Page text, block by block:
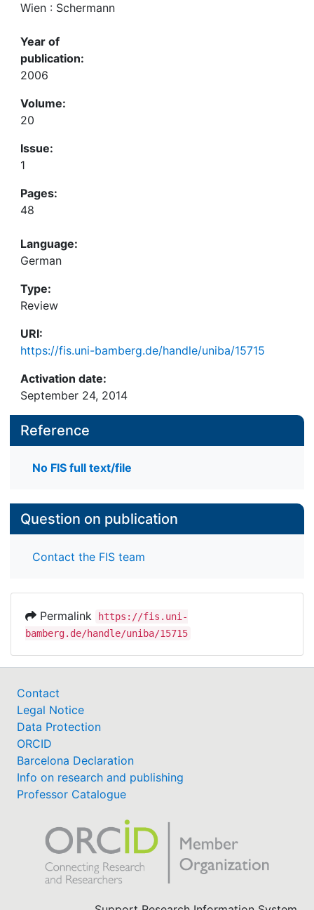
Wien : Schermann
Year of
publication:
2006
Volume:
20
Issue:
1
Pages:
48
Language:
German
Type:
Review
URI:
https://fis.uni-bamberg.de/handle/uniba/15715
Activation date:
September 24, 2014
Reference
No FIS full text/file
Question on publication
Contact the FIS team
Permalink
https://fis.uni-
bamberg.de/handle/uniba/15715
Contact
Legal Notice
Data Protection
ORCID
Barcelona Declaration
Info on research and publishing
Professor Catalogue